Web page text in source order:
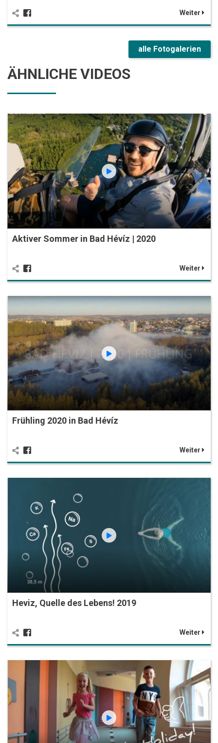
Weiter
alle Fotogalerien
ÄHNLICHE VIDEOS
Aktiver Sommer in Bad Hévíz | 2020
Weiter
Frühling 2020 in Bad Hévíz
Weiter
Heviz, Quelle des Lebens! 2019
Weiter